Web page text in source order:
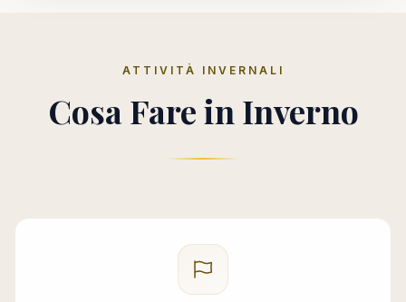
ATTIVITÀ INVERNALI
Cosa Fare in Inverno